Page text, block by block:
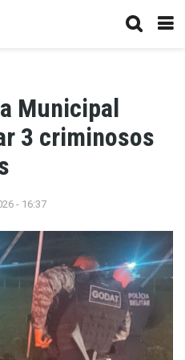
Municipal
3 criminosos
- 16:37